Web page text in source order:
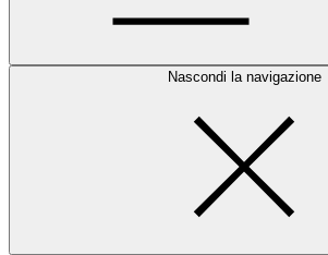
Nascondi la navigazione